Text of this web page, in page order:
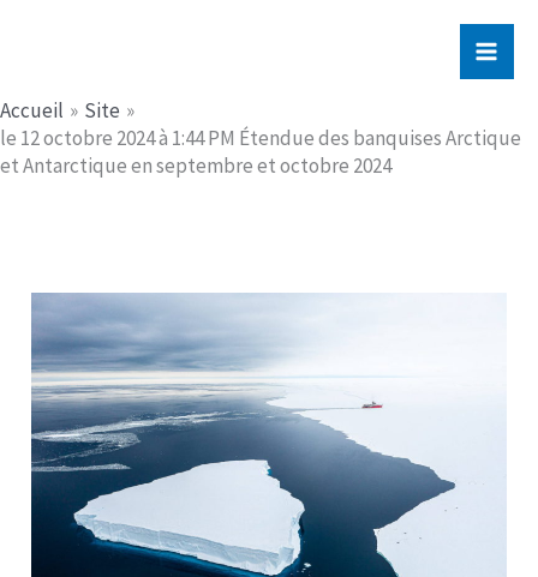
Accueil
Site
le 12 octobre 2024 à 1:44 PM Étendue des banquises Arctique
et Antarctique en septembre et octobre 2024